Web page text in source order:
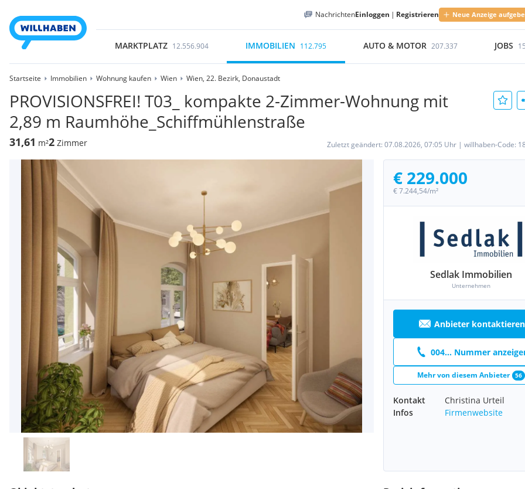
NachrichtenEinloggen | Registrieren Neue Anzeige
MARKTPLATZ 12.556.904 IMMOBILIEN 112.795 AUTO & MOTOR 207.337 JOBS
Startseite Immobilien Wohnung kaufen Wien Wien, 22. Bezirk, Donaustadt
PROVISIONSFREI! T03_ kompakte 2-Zimmer-Wohnung mit
2,89 m Raumhöhe_Schiffmühlenstraße
31,61 m²2 Zimmer Zuletzt geändert: 07.08.2026, 07:05 Uhr | willhaben-Code:
€ 229.000
€ 7.244,54/m²
Sedlak Immobilien
Unternehmen
Anbieter kontaktieren
004... Nummer
Mehr von diesem Anbieter 56
Kontakt
Christina Urteil
Infos
Firmenwebsite